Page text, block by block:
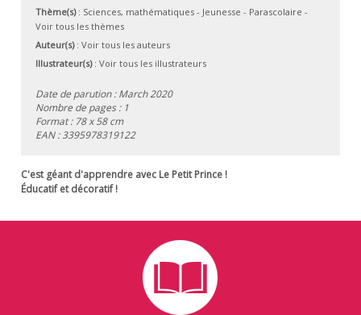
Thème(s): Sciences, mathématiques- Jeunesse - Parascolaire -
Voir tous les thèmes
Auteur(s): Voir tous les auteurs
Illustrateur(s): Voir tous les illustrateurs
Date de parution : March 2020
Nombre de pages : 1
Format : 78 x 58 cm
EAN :3395978319122
C'est géant d'apprendre avec Le Petit Prince !
Éducatif et décoratif !